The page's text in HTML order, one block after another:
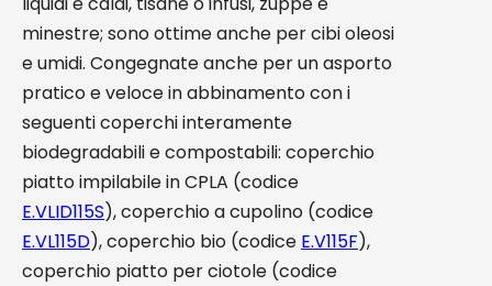
minestre; sono ottime anche per cibi oleosi
e umidi. Congegnate anche per un asporto
pratico e veloce in abbinamento con i
seguenti coperchi interamente
biodegradabili e compostabili: coperchio
piatto impilabile in CPLA (codice
E.VLID115S), coperchio a cupolino (codice
E.VL115D), coperchio bio (codice E.V115F),
coperchio piatto per ciotole (codice